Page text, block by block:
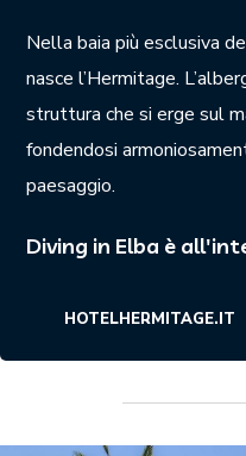
Nella baia più esclusiva
nasce l’Hermitage.
struttura che si erge sul
fondendosi
paesaggio.
Diving in Elba è
HOTELHERMITAGE.IT